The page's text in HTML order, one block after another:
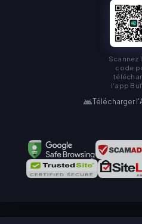
Scannez
code
l'app
Télécharger